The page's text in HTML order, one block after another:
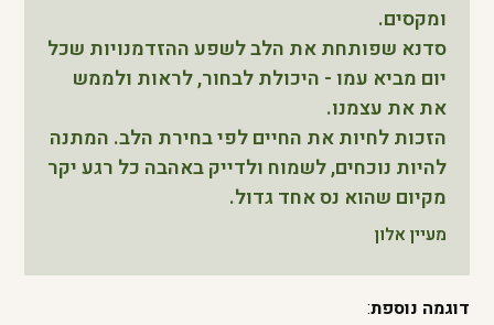
ומקסים.
סדנא שפותחת את הלב לשפע ההזדמנויות שכל
יום מביא עמו - היכולת לבחור, לראות ולממש
את את עצמנו.
הזכות לחיות את החיים לפי בחירת הלב. המתנה
להיות נוכחים, לשמוח ולדייק באהבה כל רגע יקר
מקיום שהוא נס אחד גדול.
מעיין אלון
דוגמה נוספת: